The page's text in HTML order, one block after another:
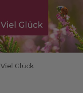
Viel Glück